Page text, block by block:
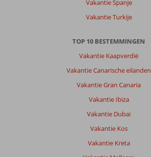
Vakantie Spanje
Vakantie Turkije
TOP 10 BESTEMMINGEN
Vakantie Kaapverdië
Vakantie Canarische eilanden
Vakantie Gran Canaria
Vakantie Ibiza
Vakantie Dubai
Vakantie Kos
Vakantie Kreta